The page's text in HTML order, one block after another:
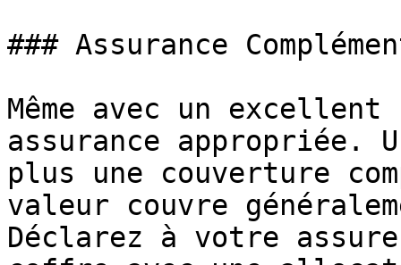
### Assurance
Même avec un
assurance appropriée.
plus une couverture
valeur couvre
Déclarez à votre